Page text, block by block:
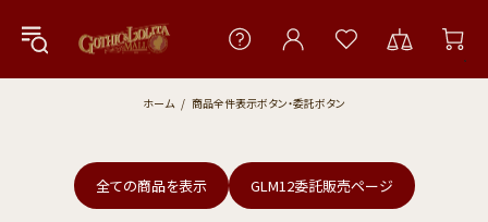
ホーム 商品全件表示ボタン・委託ボタン
全ての商品を表示 GLM12委託販売ページ